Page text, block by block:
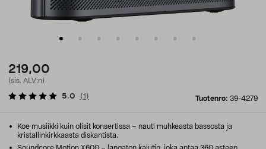
219,00
(sis. ALV:n)
Tuotenro: 39-4279
5.0 (1 )
Koe musiikki kuin olisit konsertissa – nauti muhkeasta bassosta ja
kristallinkirkkaasta diskantista.